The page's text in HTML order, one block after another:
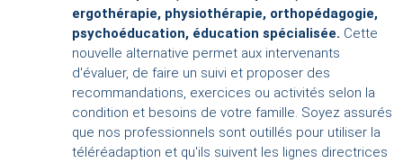
ergothérapie, physiothérapie, orthopédagogie,
psychoéducation, éducation spécialisée. Cette
nouvelle alternative permet aux intervenants
d'évaluer, de faire un suivi et proposer des
recommandations, exercices ou activités selon la
condition et besoins de votre famille. Soyez assurés
que nos professionnels sont outillés pour utiliser la
téléréadaption et qu'ils suivent les lignes directrices